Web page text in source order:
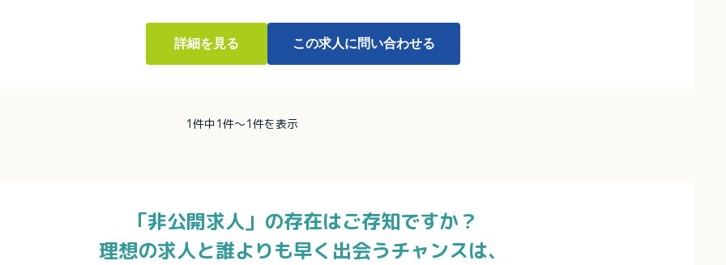
詳細を見る この求人に問い合わせる
1件中1件～1件を表示
「非公開求人」の存在はご存知ですか？
理想の求人と誰よりも早く出会うチャンスは、